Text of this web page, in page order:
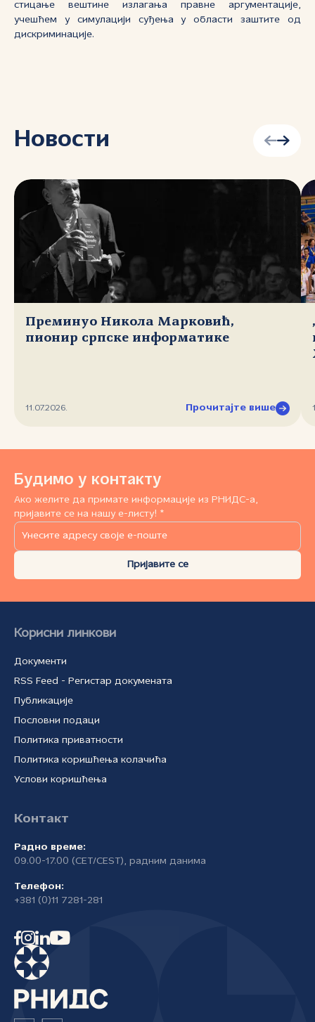
стицање вештине излагања правне аргументације,
учешћем у симулацији суђења у области заштите од
дискриминације.
Новости
Преминуо Никола Марковић,
пионир српске информатике
11.07.2026. Прочитајте више
Будимо у контакту
Ако желите да примате информације из РНИДС-а,
пријавите се на нашу е-листу! *
Пријавите се
Корисни линкови
Документи
RSS Feed - Регистар докумената
Публикације
Пословни подаци
Политика приватности
Политика коришћења колачића
Услови коришћења
Контакт
Радно време:
09.00-17.00 (CET/CEST), радним данима
Телефон:
+381 (0)11 7281-281